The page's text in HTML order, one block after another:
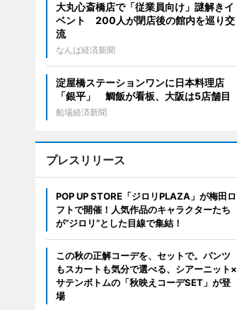
大丸心斎橋店で「従業員向け」謎解きイ
ベント 200人が閉店後の館内を巡り交
流
なんば経済新聞
淀屋橋ステーションワンに日本料理店
「銀平」 鯛飯が看板、大阪は5店舗目
船場経済新聞
プレスリリース
POP UP STORE「ジロリPLAZA」が梅田ロ
フトで開催！人気作品のキャラクターたち
が“ジロリ”とした目線で集結！
この秋の正解コーデを、セットで。パンツ
もスカートも気分で選べる、シアーニット×
サテンボトムの「秋映えコーデSET」が登
場